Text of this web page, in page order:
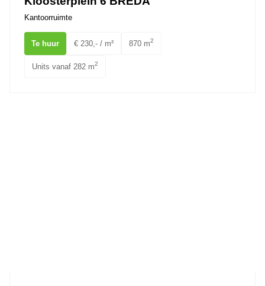
Kantoorruimte
Te huur € 230,- / m² 870 m2
Units vanaf 282 m2